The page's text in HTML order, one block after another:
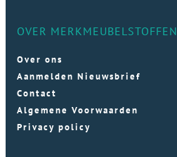
OVER MERKMEUBELSTOFFEN
Over ons
Aanmelden Nieuwsbrief
Contact
Algemene Voorwaarden
Privacy policy